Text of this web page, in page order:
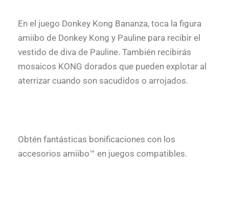
En el juego Donkey Kong Bananza, toca la figura
amiibo de Donkey Kong y Pauline para recibir el
vestido de diva de Pauline. También recibirás
mosaicos KONG dorados que pueden explotar al
aterrizar cuando son sacudidos o arrojados.
Obtén fantásticas bonificaciones con los
accesorios amiibo™ en juegos compatibles.